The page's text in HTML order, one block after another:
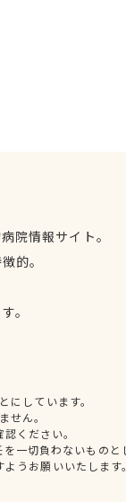
院情報サイト。
的。
。
しています。
せん。
ください。
一切負わないものと
うお願いいたします。